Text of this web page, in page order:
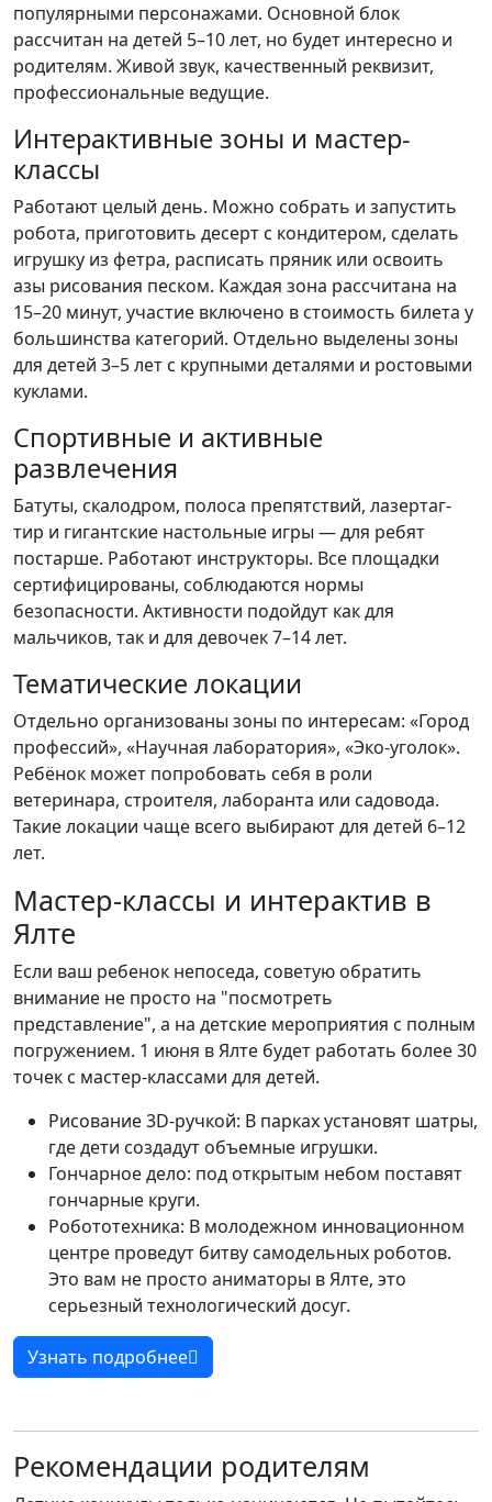
популярными персонажами. Основной блок
рассчитан на детей 5–10 лет, но будет интересно и
родителям. Живой звук, качественный реквизит,
профессиональные ведущие.
Интерактивные зоны и мастер-
классы
Работают целый день. Можно собрать и запустить
робота, приготовить десерт с кондитером, сделать
игрушку из фетра, расписать пряник или освоить
азы рисования песком. Каждая зона рассчитана на
15–20 минут, участие включено в стоимость билета у
большинства категорий. Отдельно выделены зоны
для детей 3–5 лет с крупными деталями и ростовыми
куклами.
Спортивные и активные
развлечения
Батуты, скалодром, полоса препятствий, лазертаг-
тир и гигантские настольные игры — для ребят
постарше. Работают инструкторы. Все площадки
сертифицированы, соблюдаются нормы
безопасности. Активности подойдут как для
мальчиков, так и для девочек 7–14 лет.
Тематические локации
Отдельно организованы зоны по интересам: «Город
профессий», «Научная лаборатория», «Эко-уголок».
Ребёнок может попробовать себя в роли
ветеринара, строителя, лаборанта или садовода.
Такие локации чаще всего выбирают для детей 6–12
лет.
Мастер-классы и интерактив в
Ялте
Если ваш ребенок непоседа, советую обратить
внимание не просто на "посмотреть
представление", а на детские мероприятия с полным
погружением. 1 июня в Ялте будет работать более 30
точек с мастер-классами для детей.
Рисование 3D-ручкой: В парках установят шатры,
где дети создадут объемные игрушки.
Гончарное дело: под открытым небом поставят
гончарные круги.
Робототехника: В молодежном инновационном
центре проведут битву самодельных роботов.
Это вам не просто аниматоры в Ялте, это
серьезный технологический досуг.
Узнать подробнее
Рекомендации родителям